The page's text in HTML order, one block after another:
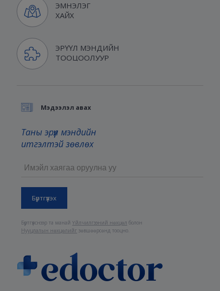
ЭМНЭЛЭГ
ХАЙХ
ЭРҮҮЛ МЭНДИЙН
ТООЦООЛУУР
Мэдээлэл авах
Таны эрүүл мэндийн
итгэлтэй зөвлөх
Бүртгүүлснээр та манайҮйлчилгээний нөхцөл болон
Нууцлалын нөхцөлийг зөвшөөрсөнд тооцно.